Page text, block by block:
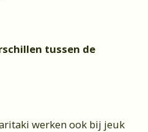
tussen de
werken ook bij jeuk